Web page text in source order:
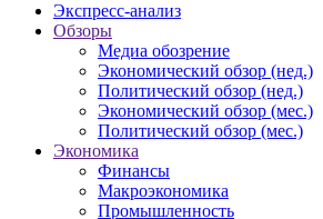
Экспресс-анализ
Обзоры
Медиа обозрение
Экономический обзор (нед.)
Политический обзор (нед.)
Экономический обзор (мес.)
Политический обзор (мес.)
Экономика
Финансы
Макроэкономика
Промышленность